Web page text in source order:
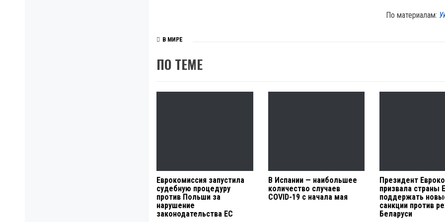
По материалам:
В МИРЕ
ПО ТЕМЕ
Еврокомиссия запустила
судебную процедуру
против Польши за
нарушение
законодательства ЕС
В Испании — наибольшее
количество случаев
COVID-19 с начала мая
Президент
призвала страны
поддержать
санкции против
Беларуси